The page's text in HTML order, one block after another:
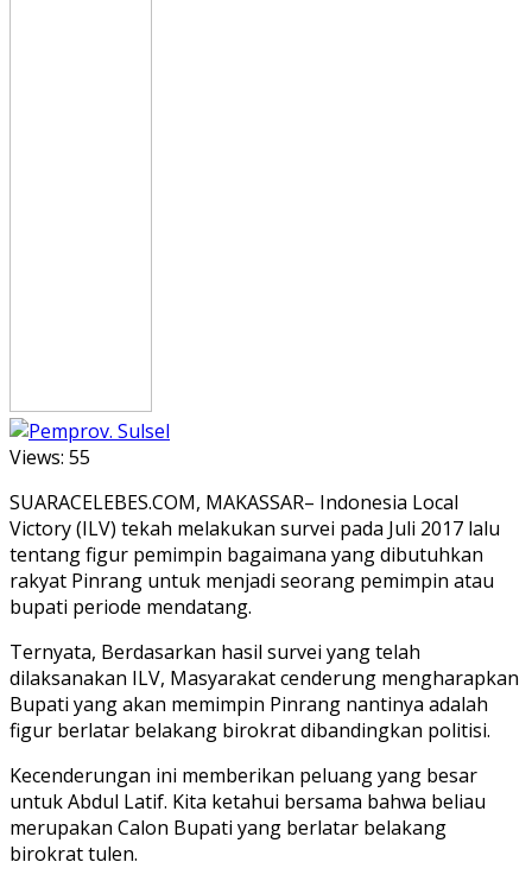
Views: 55
SUARACELEBES.COM, MAKASSAR– Indonesia Local
Victory (ILV) tekah melakukan survei pada Juli 2017 lalu
tentang figur pemimpin bagaimana yang dibutuhkan
rakyat Pinrang untuk menjadi seorang pemimpin atau
bupati periode mendatang.
Ternyata, Berdasarkan hasil survei yang telah
dilaksanakan ILV, Masyarakat cenderung mengharapkan
Bupati yang akan memimpin Pinrang nantinya adalah
figur berlatar belakang birokrat dibandingkan politisi.
Kecenderungan ini memberikan peluang yang besar
untuk Abdul Latif. Kita ketahui bersama bahwa beliau
merupakan Calon Bupati yang berlatar belakang
birokrat tulen.